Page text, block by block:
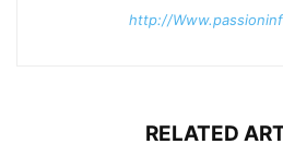
http://
RELATED